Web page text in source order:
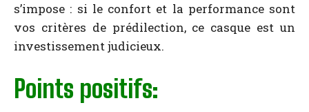
s’impose : si le confort et la performance sont
vos critères de prédilection, ce casque est un
investissement judicieux.
Points positifs: